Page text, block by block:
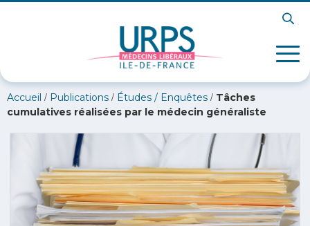
Accueil / Publications / Études / Enquêtes / Tâches
cumulatives réalisées par le médecin généraliste